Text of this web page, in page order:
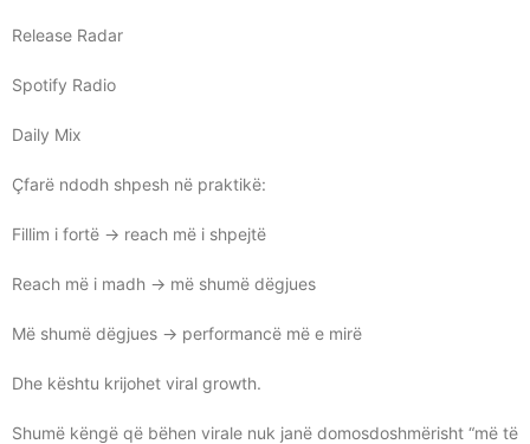
Release Radar
Spotify Radio
Daily Mix
Çfarë ndodh shpesh në praktikë:
Fillim i fortë → reach më i shpejtë
Reach më i madh → më shumë dëgjues
Më shumë dëgjues → performancë më e mirë
Dhe kështu krijohet viral growth.
Shumë këngë që bëhen virale nuk janë domosdoshmërisht “më të